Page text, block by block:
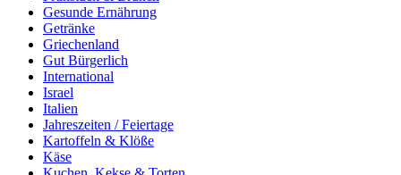
Gesunde Ernährung
Getränke
Griechenland
Gut Bürgerlich
International
Israel
Italien
Jahreszeiten / Feiertage
Kartoffeln & Klöße
Käse